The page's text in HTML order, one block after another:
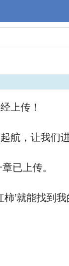
上传！
，让我们进
已上传。
’就能找到